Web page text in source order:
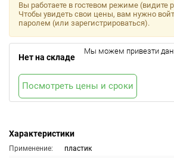
Характеристики
Применение:
пластик
Вы работаете в гостевом режиме
Чтобы увидеть свои цены, вам нужно
паролем (или зарегистрироваться).
Нет на складе
Мы можем привезти
Посмотреть цены и сроки